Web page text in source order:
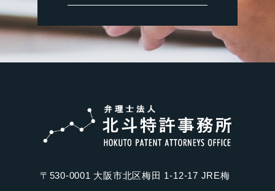
〒530-0001 大阪市北区梅田 1-12-17 JRE梅